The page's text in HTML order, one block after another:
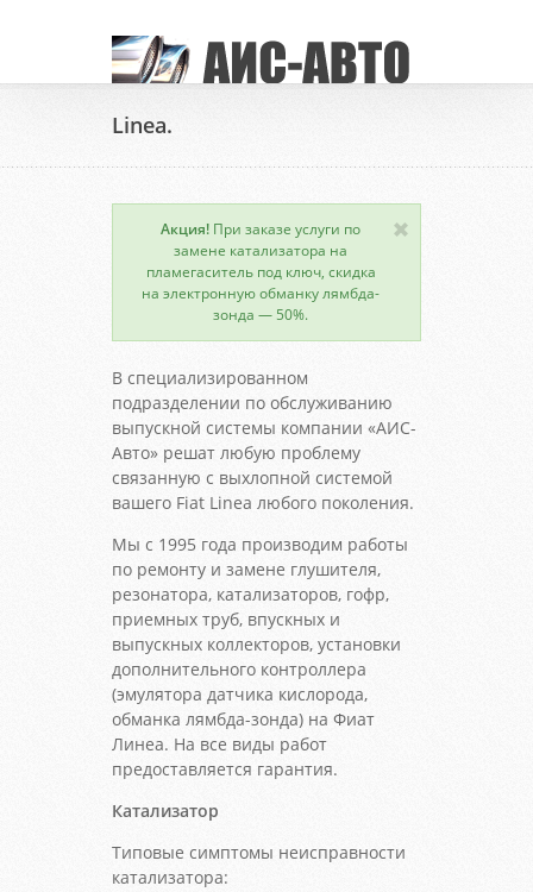
Linea.
Акция! При заказе услуги по
замене катализатора на
пламегаситель под ключ, скидка
на электронную обманку лямбда-
зонда — 50%.
В специализированном
подразделении по обслуживанию
выпускной системы компании «АИС-
Авто» решат любую проблему
связанную с выхлопной системой
вашего Fiat Linea любого поколения.
Мы с 1995 года производим работы
по ремонту и замене глушителя,
резонатора, катализаторов, гофр,
приемных труб, впускных и
выпускных коллекторов, установки
дополнительного контроллера
(эмулятора датчика кислорода,
обманка лямбда-зонда) на Фиат
Линеа. На все виды работ
предоставляется гарантия.
Катализатор
Типовые симптомы неисправности
катализатора: